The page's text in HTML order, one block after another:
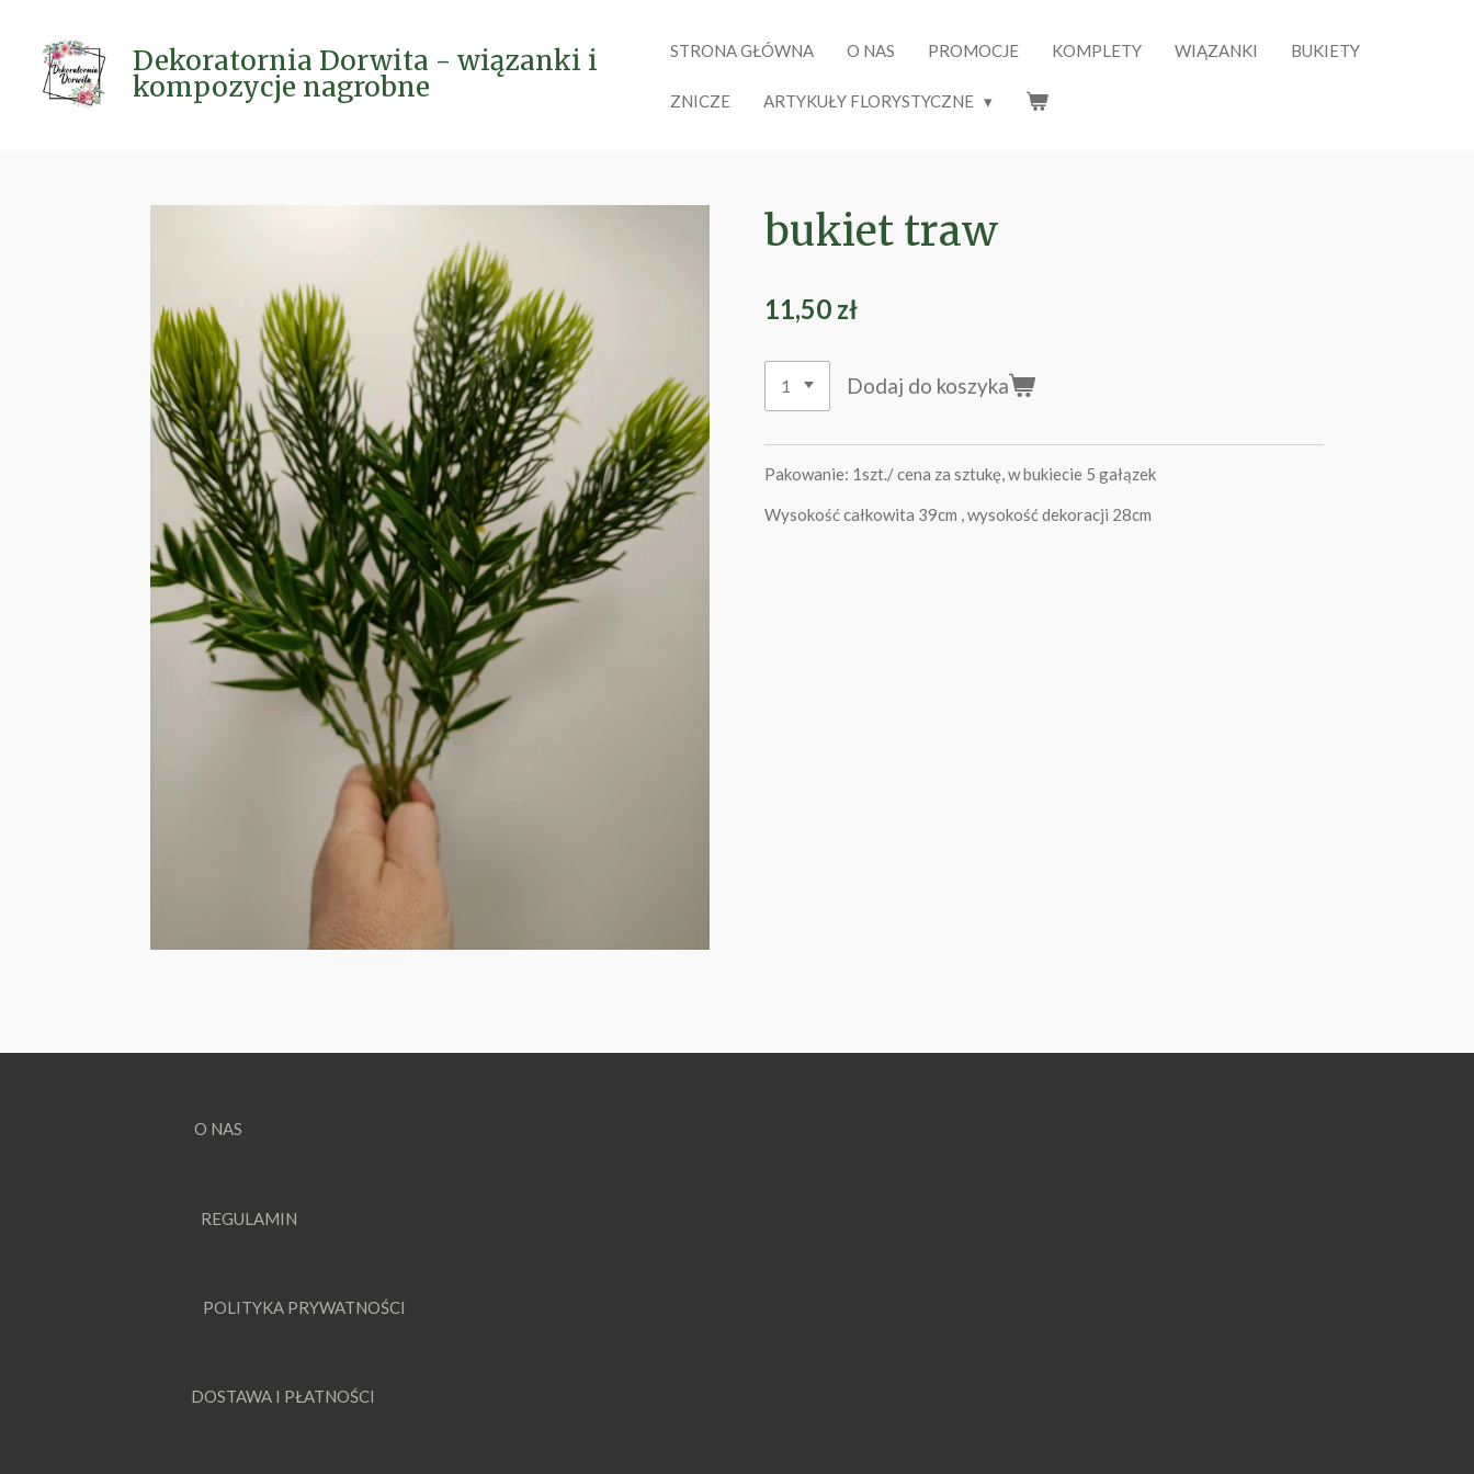
głównej
treści
Dekoratornia Dorwita - wiązanki i
kompozycje nagrobne
STRONA GŁÓWNA O NAS PROMOCJE KOMPLETY WIĄZANKI BUKIETY
ZNICZE ARTYKUŁY FLORYSTYCZNE
bukiet traw
11,50 zł
Dodaj do koszyka
Pakowanie: 1szt./ cena za sztukę, w bukiecie 5 gałązek
Wysokość całkowita 39cm , wysokość dekoracji 28cm
O NAS
REGULAMIN
POLITYKA PRYWATNOŚCI
DOSTAWA I PŁATNOŚCI